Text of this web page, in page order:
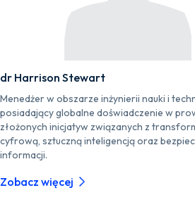
dr Harrison Stewart
Menedżer w obszarze inżynierii nauki i
posiadający globalne doświadczenie w
złożonych inicjatyw związanych z
cyfrową, sztuczną inteligencją oraz
informacji.
Zobacz więcej